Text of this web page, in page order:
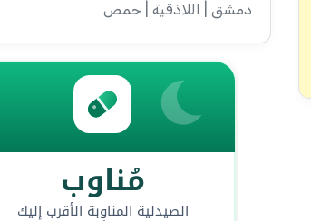
دمشق | اللاذقية | حمص